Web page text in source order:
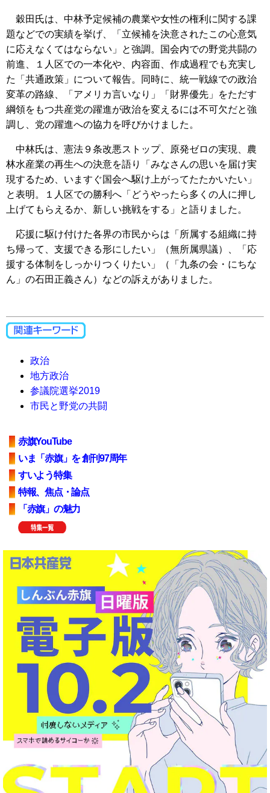
穀田氏は、中林予定候補の農業や女性の権利に関する課
題などでの実績を挙げ、「立候補を決意されたこの心意気
に応えなくてはならない」と強調。国会内での野党共闘の
前進、１人区での一本化や、内容面、作成過程でも充実し
た「共通政策」について報告。同時に、統一戦線での政治
変革の路線、「アメリカ言いなり」「財界優先」をただす
綱領をもつ共産党の躍進が政治を変えるには不可欠だと強
調し、党の躍進への協力を呼びかけました。
中林氏は、憲法９条改悪ストップ、原発ゼロの実現、農
林水産業の再生への決意を語り「みなさんの思いを届け実
現するため、いますぐ国会へ駆け上がってたたかいたい」
と表明。１人区での勝利へ「どうやったら多くの人に押し
上げてもらえるか、新しい挑戦をする」と語りました。
応援に駆け付けた各界の市民からは「所属する組織に持
ち帰って、支援できる形にしたい」（無所属県議）、「応
援する体制をしっかりつくりたい」（「九条の会・にちな
ん」の石田正義さん）などの訴えがありました。
政治
地方政治
参議院選挙2019
市民と野党の共闘
赤旗YouTube
いま「赤旗」を 創刊97周年
すいよう特集
特報、焦点・論点
「赤旗」の魅力